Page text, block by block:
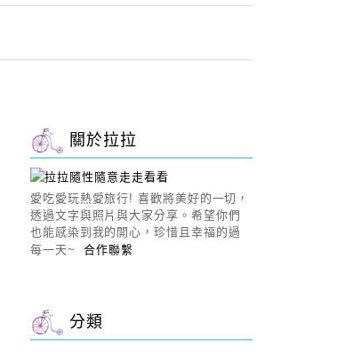
關於拉拉
愛吃愛玩熱愛旅行! 喜歡將美好的一切，
透過文字與照片與大家分享。希望你們
也能感染到我的開心，珍惜且幸福的過
每一天~合作聯繫
分類